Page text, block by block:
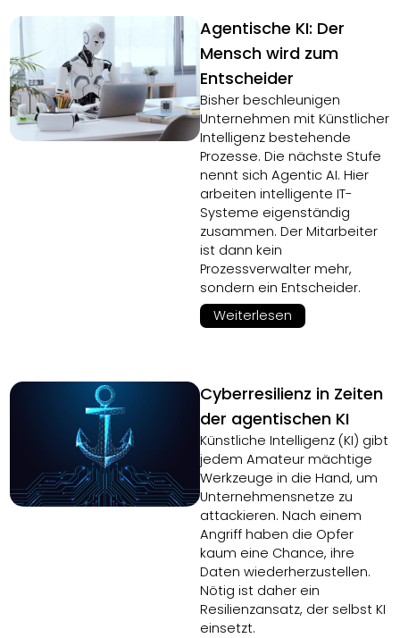
Agentische KI: Der
Mensch wird zum
Entscheider
Bisher beschleunigen
Unternehmen mit Künstlicher
Intelligenz bestehende
Prozesse. Die nächste Stufe
nennt sich Agentic AI. Hier
arbeiten intelligente IT-
Systeme eigenständig
zusammen. Der Mitarbeiter
ist dann kein
Prozessverwalter mehr,
sondern ein Entscheider.
Weiterlesen
Cyberresilienz in Zeiten
der agentischen KI
Künstliche Intelligenz (KI) gibt
jedem Amateur mächtige
Werkzeuge in die Hand, um
Unternehmensnetze zu
attackieren. Nach einem
Angriff haben die Opfer
kaum eine Chance, ihre
Daten wiederherzustellen.
Nötig ist daher ein
Resilienzansatz, der selbst KI
einsetzt.